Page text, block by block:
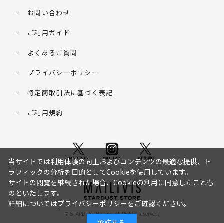
お問い合わせ
ご利用ガイド
よくあるご質問
プライバシーポリシー
特定商取引法に基づく表記
ご利用規約
© STARDUST HD. inc. All Rights Reserved.
当サイトでは利用体験の向上およびコンテンツの最適な提供、ト
ラフィックの分析を目的としてCookieを使用しています。
サイトの閲覧を継続された場合、Cookieの利用に同意したことも
のといたします。
詳細についてはプライバシーポリシーをご確認ください。